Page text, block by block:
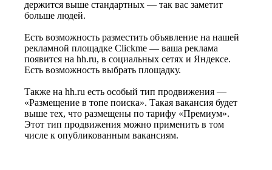
держится выше стандартных — так вас заметит
больше людей.
Есть возможность разместить объявление на нашей
рекламной площадке Clickme — ваша реклама
появится на hh.ru, в социальных сетях и Яндексе.
Есть возможность выбрать площадку.
Также на hh.ru есть особый тип продвижения —
«Размещение в топе поиска». Такая вакансия будет
выше тех, что размещены по тарифу «Премиум».
Этот тип продвижения можно применить в том
числе к опубликованным вакансиям.